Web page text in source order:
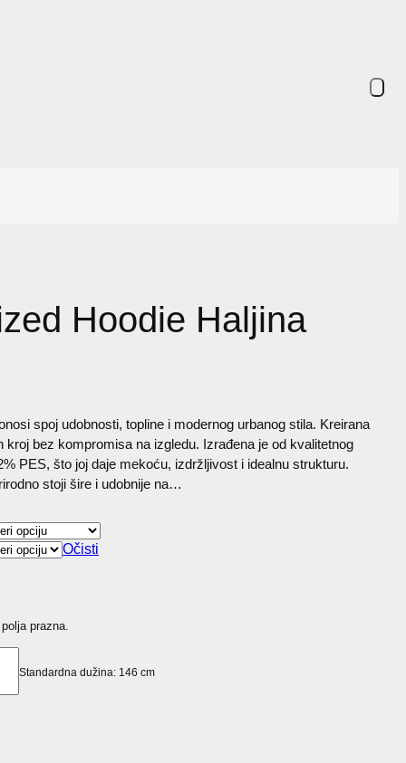
Hoodie Haljina
spoj udobnosti, topline i modernog urbanog stila. Kreirana
kroj bez kompromisa na izgledu. Izrađena je od kvalitetnog
PES, što joj daje mekoću, izdržljivost i idealnu strukturu.
stoji šire i udobnije na…
Očisti
prazna.
Standardna dužina: 146 cm